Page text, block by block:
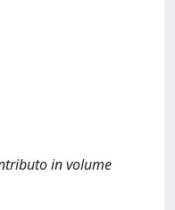
in volume